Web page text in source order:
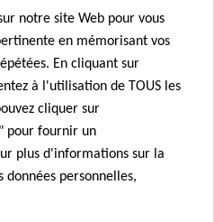
notre site Web pour vous
en mémorisant vos
En cliquant sur
à l'utilisation de TOUS les
cliquer sur
pour fournir un
plus d'informations sur la
personnelles,